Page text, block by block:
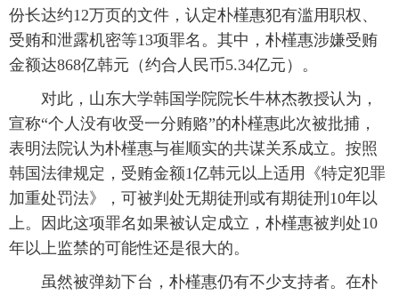
份长达约12万页的文件，认定朴槿惠犯有滥用职权、
受贿和泄露机密等13项罪名。其中，朴槿惠涉嫌受贿
金额达868亿韩元（约合人民币5.34亿元）。
对此，山东大学韩国学院院长牛林杰教授认为，
宣称“个人没有收受一分贿赂”的朴槿惠此次被批捕，
表明法院认为朴槿惠与崔顺实的共谋关系成立。按照
韩国法律规定，受贿金额1亿韩元以上适用《特定犯罪
加重处罚法》，可被判处无期徒刑或有期徒刑10年以
上。因此这项罪名如果被认定成立，朴槿惠被判处10
年以上监禁的可能性还是很大的。
虽然被弹劾下台，朴槿惠仍有不少支持者。在朴